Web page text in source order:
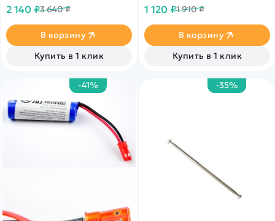
2 140 ₽3 640 ₽
В корзину
Купить в 1 клик
1/16 масштаба и Himoto 1/18
1 120 ₽1 910 ₽
В корзину
Купить в 1 клик
-41% -35%